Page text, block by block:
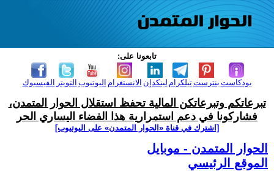
تابعونا على:
الفيسبوك التويتر اليوتيوب الانستغرام لينكدإن تيلكرامبنترست بودكاست
تبرعاتكم وتبرعاتكن المالية تحفظ استقلال الحوار المتمدن،
فشاركونا في دعم استمرارية هذا الفضاء اليساري الحر
[اشترك في قناة ‫«الحوار المتمدن» على اليوتيوب]
الحوار المتمدن - موبايل
الموقع الرئيسي